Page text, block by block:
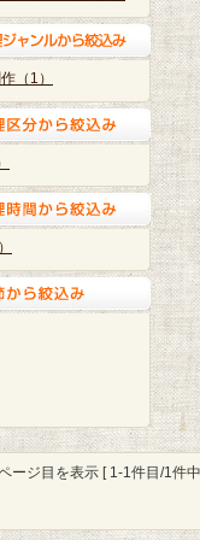
（1）
ージ目を表示 [ 1-1件目/1件